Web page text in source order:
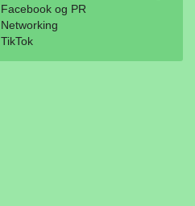
Facebook og PR
Networking
TikTok